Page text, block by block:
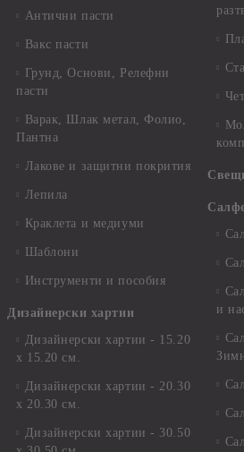
Антични пасти
Вакс пасти
Грунд, Основи, Релефни
пасти
Варак, Шлак метал, Фолио,
Пантна
Лакове и защитни покрития
Лепила
Краклета и медиуми
Шаблони
Инструменти и пособия
Дизайнерски хартии
Дизайнерски хартии - 15.20
х 15.20 см.
Дизайнерски хартии - 20.30
х 20.30 см.
Дизайнерски хартии - 30.50
и